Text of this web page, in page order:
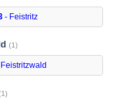
- Feistritz
(1)